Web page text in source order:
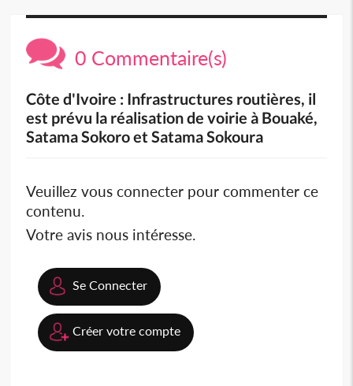
0 Commentaire(s)
Côte d'Ivoire : Infrastructures routières, il
est prévu la réalisation de voirie à Bouaké,
Satama Sokoro et Satama Sokoura
Veuillez vous connecter pour commenter ce
contenu.
Votre avis nous intéresse.
Se Connecter
Créer votre compte